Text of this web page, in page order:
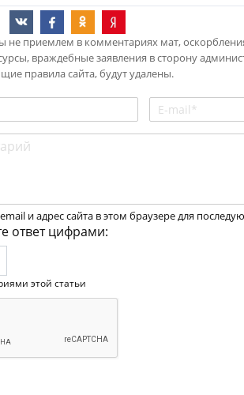
приемлем в комментариях мат,
враждебные заявления в сторону
правила сайта, будут удалены.
и адрес сайта в этом браузере для
ответ цифрами:
этой статьи